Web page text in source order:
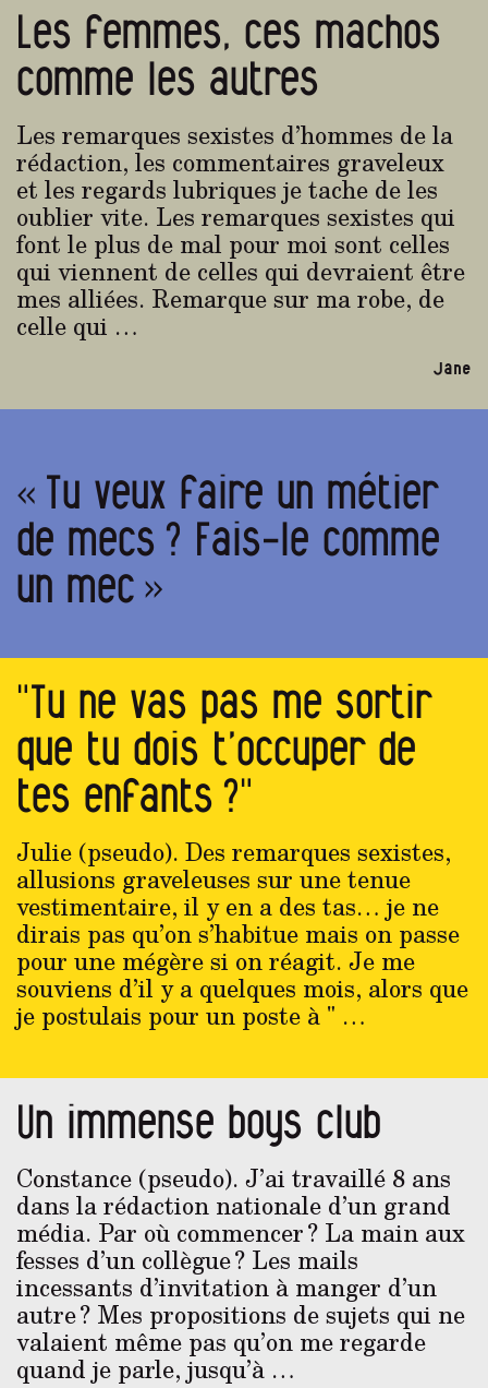
Les femmes, ces machos
comme les autres
Les remarques sexistes d’hommes de la
rédaction, les commentaires graveleux
et les regards lubriques je tache de les
oublier vite. Les remarques sexistes qui
font le plus de mal pour moi sont celles
qui viennent de celles qui devraient être
mes alliées. Remarque sur ma robe, de
celle qui …
Jane
« Tu veux faire un métier
de mecs ? Fais-le comme
un mec »
"Tu ne vas pas me sortir
que tu dois t’occuper de
tes enfants ?"
Julie (pseudo). Des remarques sexistes,
allusions graveleuses sur une tenue
vestimentaire, il y en a des tas… je ne
dirais pas qu’on s’habitue mais on passe
pour une mégère si on réagit. Je me
souviens d’il y a quelques mois, alors que
je postulais pour un poste à " …
Un immense boys club
Constance (pseudo). J’ai travaillé 8 ans
dans la rédaction nationale d’un grand
média. Par où commencer ? La main aux
fesses d’un collègue ? Les mails
incessants d’invitation à manger d’un
autre ? Mes propositions de sujets qui ne
valaient même pas qu’on me regarde
quand je parle, jusqu’à …